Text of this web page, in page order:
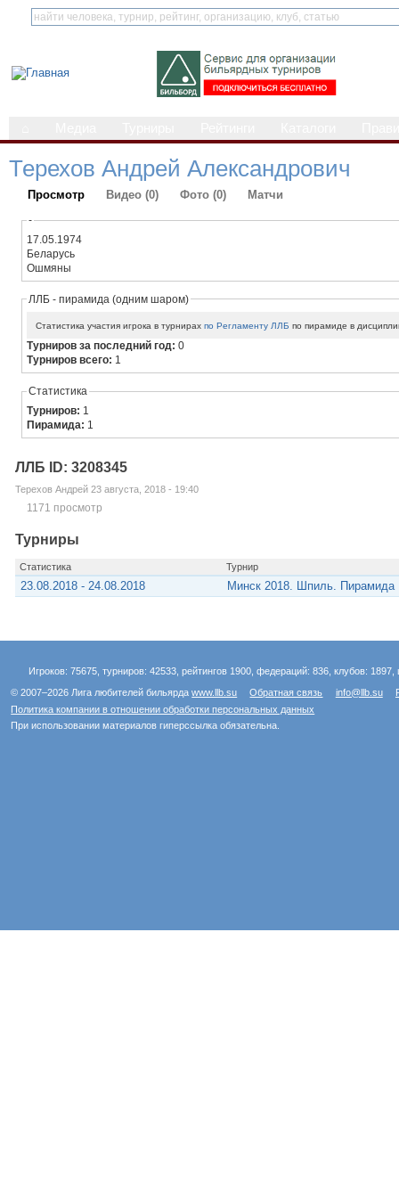
Терехов Андрей Александрович
Просмотр Видео (0) Фото (0) Матчи
-
17.05.1974
Беларусь
Ошмяны
ЛЛБ - пирамида (одним шаром)
Статистика участия игрока в турнирахпо Регламенту ЛЛБ по пирамиде в
Турниров за последний год:0
Турниров всего: 1
Статистика
Турниров: 1
Пирамида: 1
ЛЛБ ID: 3208345
Терехов Андрей 23 августа, 2018 - 19:40
1171 просмотр
Турниры
Статистика Турнир
23.08.2018 - 24.08.2018 Минск 2018. Шпиль.
Игроков: 75675, турниров: 42533, рейтингов 1900, федераций: 836, клубов:
© 2007–2026 Лига любителей бильярдаwww.llb.su Обратная связь info@llb.su
Политика компании в отношении обработки персональных данных
При использовании материалов гиперссылка обязательна.